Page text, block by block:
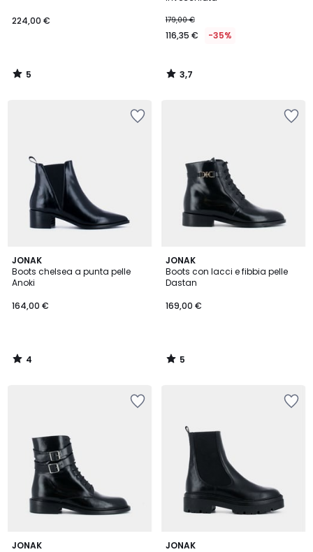
224,00 €
5
/
179,00 €
116,35 € -35%
3,7
/
JONAK
Boots chelsea a punta pelle
Anoki
164,00 €
4
/
5
4
/
JONAK
Boots con lacci e fibbia pelle
Dastan
169,00 €
5
/
5
5
/
JONAK
4,7
JONAK